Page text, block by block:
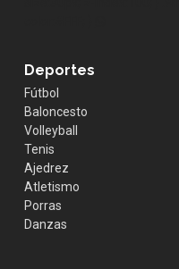
Deportes
Fútbol
Baloncesto
Volleyball
Tenis
Ajedrez
Atletismo
Porras
Danzas